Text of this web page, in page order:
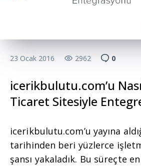
23 Ocak 2016 2962 0
icerikbulutu.com’u
Ticaret Sitesiyle
icerikbulutu.com’u yayına
tarihinden beri yüzlerce
şansı yakaladık. Bu süreçte